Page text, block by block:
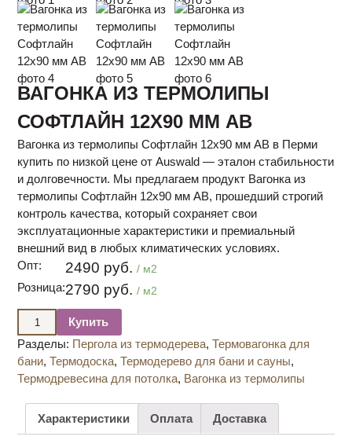
ВАГОНКА ИЗ ТЕРМОЛИПЫ
СОФТЛАЙН 12Х90 ММ АВ
Вагонка из термолипы Софтлайн 12х90 мм АВ в Перми
купить по низкой цене от Auswald — эталон стабильности
и долговечности. Мы предлагаем продукт Вагонка из
термолипы Софтлайн 12х90 мм АВ, прошедший строгий
контроль качества, который сохраняет свои
эксплуатационные характеристики и премиальный
внешний вид в любых климатических условиях.
Опт:
2490 руб. / м2
Розница:2790 руб. / м2
Купить
Разделы: Пергола из термодерева,Термовагонка для
бани,Термодоска,Термодерево для бани и сауны,
Термодревесина для потолка, Вагонка из термолипы
Характеристики Оплата Доставка